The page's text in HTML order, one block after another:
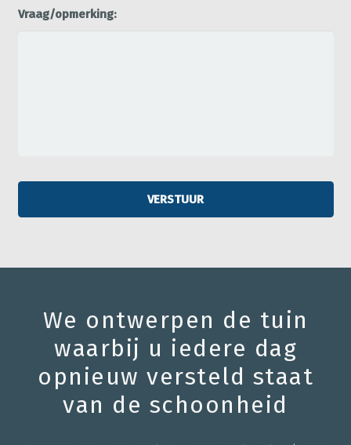
Vraag/opmerking:
We ontwerpen de tuin
waarbij u iedere dag
opnieuw versteld staat
van de schoonheid